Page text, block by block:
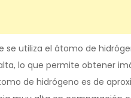
se utiliza el átomo de
lo que permite obtener
de hidrógeno es de